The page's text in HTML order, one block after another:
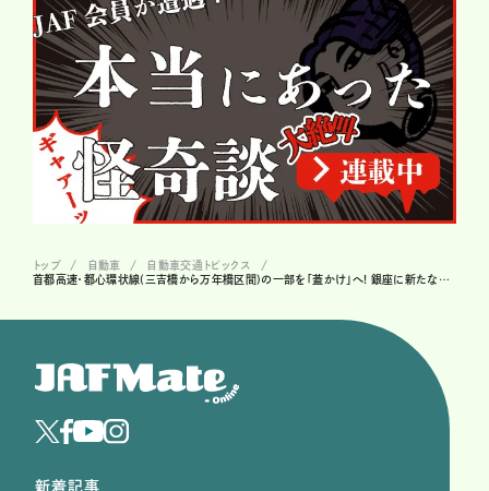
トップ 自動車
自動車交通トピックス
首都高速・都心環状線(三吉橋から万年橋区間)の一部を「蓋かけ」へ! 銀座に新たな憩いの空間が誕生
新着記事